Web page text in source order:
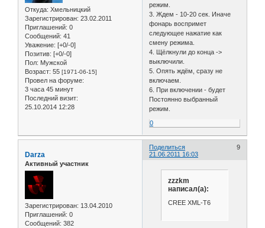
Откуда: Хмельницкий
Зарегистрирован: 23.02.2011
Приглашений: 0
Сообщений: 41
Уважение: [+0/-0]
Позитив: [+0/-0]
Пол: Мужской
Возраст: 55 [1971-06-15]
Провел на форуме:
3 часа 45 минут
Последний визит:
25.10.2014 12:28
режим.
3. Ждем - 10-20 сек. Иначе
фонарь воспримет
следующее нажатие как
смену режима.
4. Щёлкнули до конца ->
выключили.
5. Опять ждём, сразу не
включаем.
6. При включении - будет
Постоянно выбранный
режим.
0
Поделиться
9
21.06.2011 16:03
Darza
Активный участник
Зарегистрирован: 13.04.2010
Приглашений: 0
Сообщений: 382
zzzkm
написал(а):
CREE XML-T6